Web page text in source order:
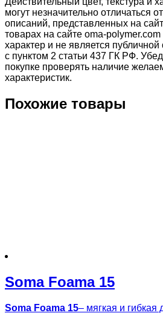
могут незначительно отличаться
описаний, представленных на
товарах на сайте oma-
характер и не является
с пунктом 2 статьи 437 ГК РФ.
покупке проверять наличие
характеристик.
Похожие товары
Soma Foama 15
Soma Foama 15– мягкая и гибкая